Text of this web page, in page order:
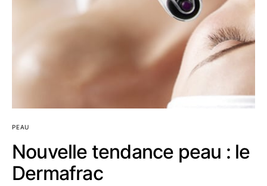
PEAU
Nouvelle tendance peau : le
Dermafrac